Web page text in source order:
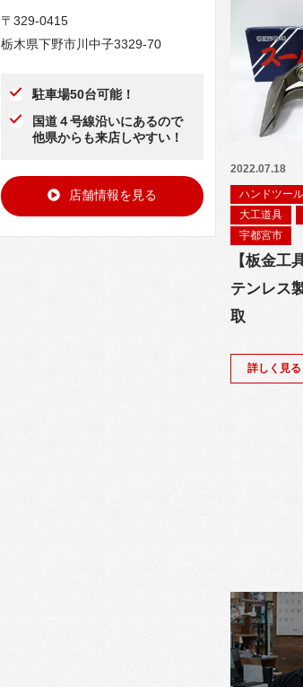
2022.07.18
ハンドツール
大工道具
宇都宮市
【板金工
テンレス
取
詳しく見る
〒329-0415
栃木県下野市川中子3329-70
駐車場50台可能！
国道４号線沿いにあるので
他県からも来店しやすい！
店舗情報を見る